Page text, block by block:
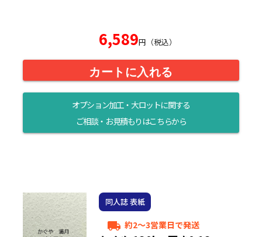
6,589円（税込）
カートに入れる
オプション加工・大ロットに関する
ご相談・お見積もりはこちらから
同人誌 表紙
local_shipping 約2～3営業日で発送